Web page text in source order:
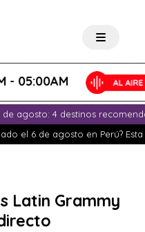
de agosto: 4 destinos
el 6 de agosto en Perú?
Latin Grammy